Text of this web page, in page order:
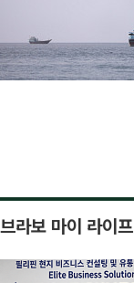
브라보 마이 라이프